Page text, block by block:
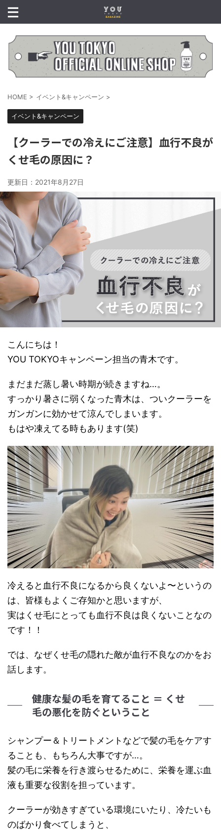
HOME > イベント&キャンペーン >
イベント&キャンペーン
【クーラーでの冷えにご注意】血行不良が
くせ毛の原因に？
更新日： 2021年8月27日
こんにちは！
YOU TOKYOキャンペーン担当の青木です。
まだまだ蒸し暑い時期が続きますね…。
すっかり暑さに弱くなった青木は、ついクーラーを
ガンガンに効かせて涼んでしまいます。
もはや凍えてる時もあります(笑)
冷えると血行不良になるから良くないよ〜というの
は、皆様もよくご存知かと思いますが、
実はくせ毛にとっても血行不良は良くないことなの
です！！
では、なぜくせ毛の隠れた敵が血行不良なのかをお
話します。
健康な髪の毛を育てること ＝ くせ
毛の悪化を防ぐということ
シャンプー＆トリートメントなどで髪の毛をケアす
ることも、もちろん大事ですが…。
髪の毛に栄養を行き渡らせるために、栄養を運ぶ血
液も重要な役割を担っています。
クーラーが効きすぎている環境にいたり、冷たいも
のばかり食べてしまうと、